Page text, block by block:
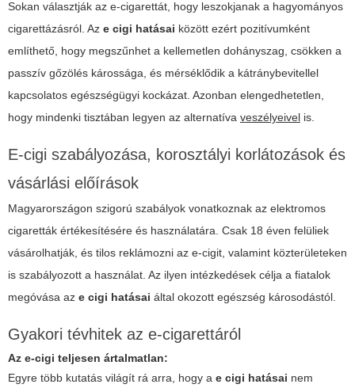
Sokan választják az e-cigarettát, hogy leszokjanak a hagyományos
cigarettázásról. Az e cigi hatásai között ezért pozitívumként
említhető, hogy megszűnhet a kellemetlen dohányszag, csökken a
passzív gőzölés károssága, és mérséklődik a kátránybevitellel
kapcsolatos egészségügyi kockázat. Azonban elengedhetetlen,
hogy mindenki tisztában legyen az alternatíva veszélyeivel is.
E-cigi szabályozása, korosztályi korlátozások és
vásárlási előírások
Magyarországon szigorú szabályok vonatkoznak az elektromos
cigaretták értékesítésére és használatára. Csak 18 éven felüliek
vásárolhatják, és tilos reklámozni az e-cigit, valamint közterületeken
is szabályozott a használat. Az ilyen intézkedések célja a fiatalok
megóvása az e cigi hatásai által okozott egészség károsodástól.
Gyakori tévhitek az e-cigarettáról
Az e-cigi teljesen ártalmatlan:
Egyre több kutatás világít rá arra, hogy a e cigi hatásai nem